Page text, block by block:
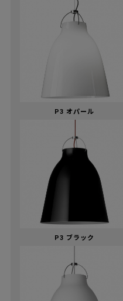
P3 オパール
P3 ブラック